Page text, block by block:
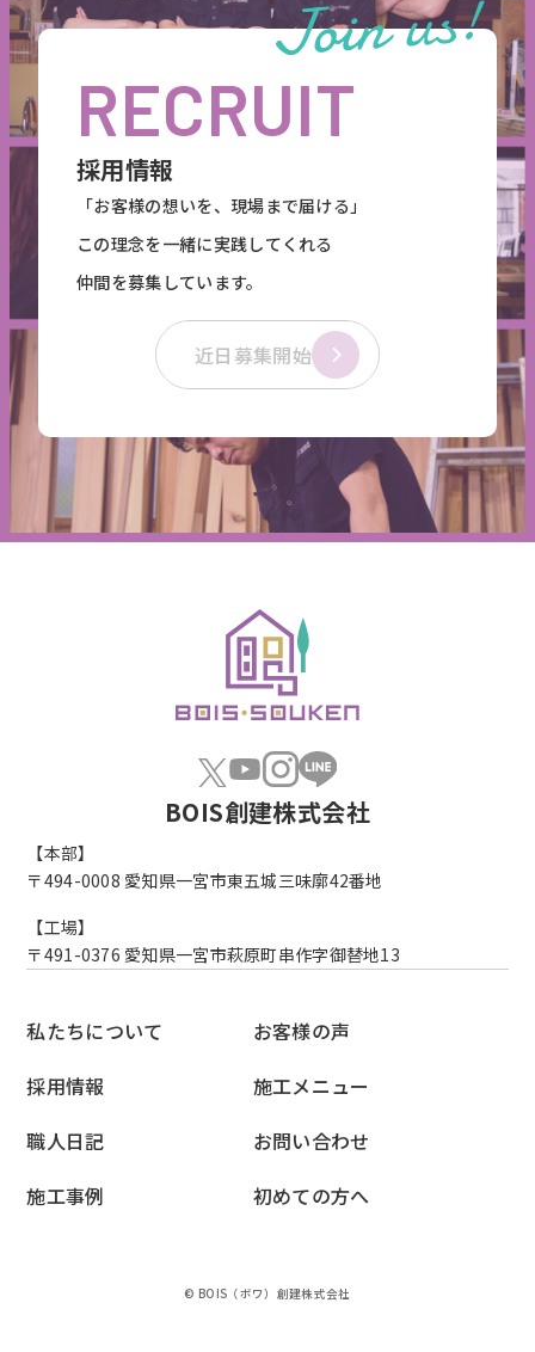
RECRUIT
採用情報
「お客様の想いを、現場まで届ける」
この理念を一緒に実践してくれる
仲間を募集しています。
近日募集開始
BOIS創建株式会社
【本部】
〒494-0008 愛知県一宮市東五城三味廓42番地
【工場】
〒491-0376 愛知県一宮市萩原町串作字御替地13
私たちについて
お客様の声
採用情報
施工メニュー
職人日記
お問い合わせ
施工事例
初めての方へ
© BOIS（ボワ）創建株式会社